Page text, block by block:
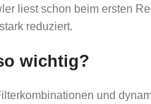
liest schon beim ersten
reduziert.
wichtig?
und